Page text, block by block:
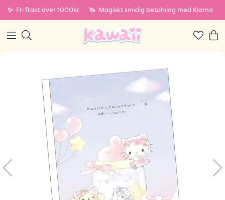
✨ Fri frakt över 1000kr 🦄 Magiskt smidig betalning med Klarna